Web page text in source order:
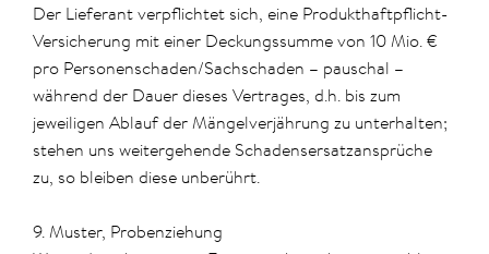
Der Lieferant verpflichtet sich, eine Produkthaftpflicht-
Versicherung mit einer Deckungssumme von 10 Mio. €
pro Personenschaden/Sachschaden – pauschal –
während der Dauer dieses Vertrages, d.h. bis zum
jeweiligen Ablauf der Mängelverjährung zu unterhalten;
stehen uns weitergehende Schadensersatzansprüche
zu, so bleiben diese unberührt.
9. Muster, Probenziehung